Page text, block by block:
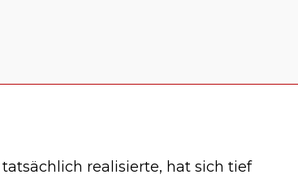
realisierte, hat sich tief